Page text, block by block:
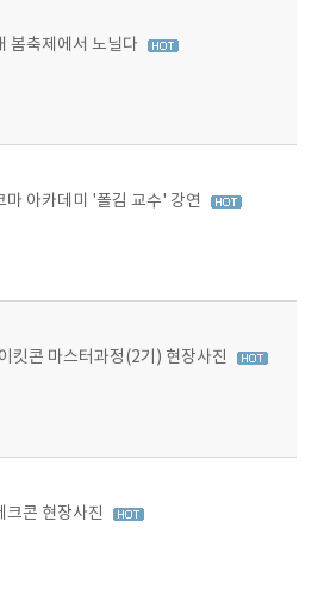
봄축제에서 노닐다
아카데미 '폴김 교수' 강연
킷콘 마스터과정(2기) 현장사진
크콘 현장사진